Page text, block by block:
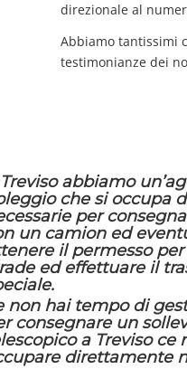
direzionale al
Abbiamo tantissimi
testimonianze dei
abbiamo
che si occupa
per
un camion ed
il permesso
ed effettuare il
non hai tempo di
consegnare un
a Treviso ce
direttamente